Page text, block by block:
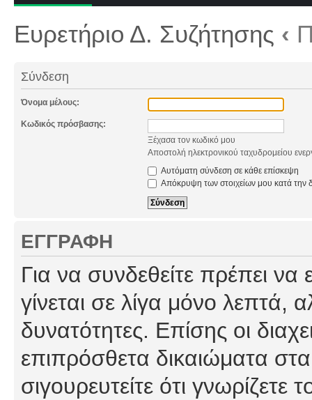
Ευρετήριο Δ. Συζήτησης ‹
Σύνδεση
Όνομα μέλους:
Κωδικός πρόσβασης:
Ξέχασα τον κωδικό μου
Αποστολή ηλεκτρονικού ταχυδρομείου
Αυτόματη σύνδεση σε κάθε επίσκεψη
Απόκρυψη των στοιχείων μου κατά την
ΕΓΓΡΑΦΉ
Για να συνδεθείτε πρέπει
γίνεται σε λίγα μόνο λεπτά,
δυνατότητες. Επίσης οι
επιπρόσθετα δικαιώματα
σιγουρευτείτε ότι γνωρίζετε